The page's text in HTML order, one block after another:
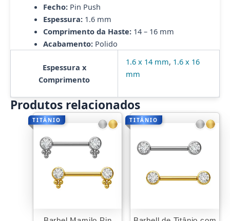
Fecho:Pin Push
Espessura:1.6 mm
Comprimento da Haste:14 – 16 mm
Acabamento:Polido
Espessura x
Comprimento
1.6 x 14 mm, 1.6 x 16
mm
Produtos relacionados
TITÂNIO TITÂNIO